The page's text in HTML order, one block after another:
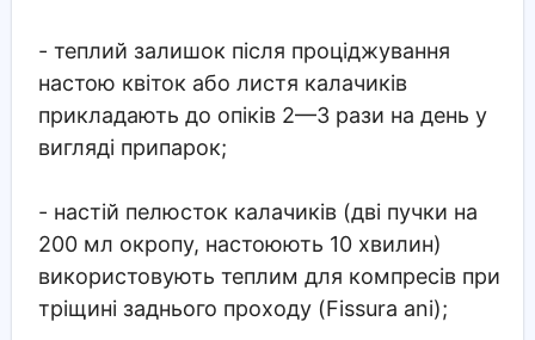
- теплий залишок після проціджування
настою квіток або листя калачиків
прикладають до опіків 2—3 рази на день у
вигляді припарок;
- настій пелюсток калачиків (дві пучки на
200 мл окропу, настоюють 10 хвилин)
використовують теплим для компресів при
тріщині заднього проходу (Fissura ani);